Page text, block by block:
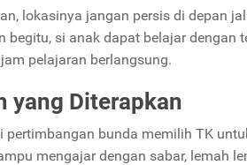
lokasinya jangan persis di depan
si anak dapat belajar dengan
pelajaran berlangsung.
yang Diterapkan
bunda memilih TK
mengajar dengan sabar, lemah